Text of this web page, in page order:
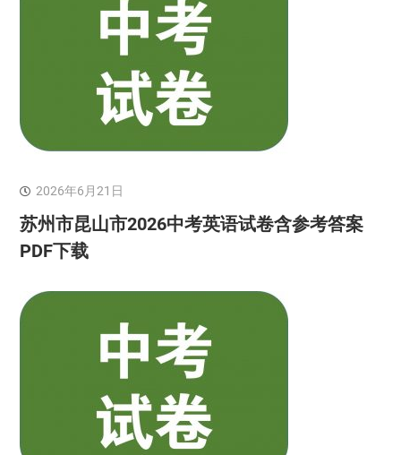
2026年6月21日
苏州市昆山市2026中考英语试卷含参考答案
PDF下载